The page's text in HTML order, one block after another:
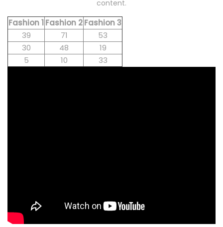
content.
Fashion 1Fashion 2Fashion 3
39
71
53
30
48
19
5
10 33